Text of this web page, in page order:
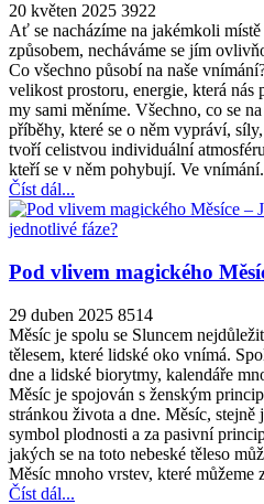
20 květen 2025 3922
Ať se nacházíme na jakémkoli
způsobem, necháváme se jím
Co všechno působí na naše
velikost prostoru, energie, která nás
my sami měníme. Všechno, co se
příběhy, které se o něm vypráví,
tvoří celistvou individuální
kteří se v něm pohybují. Ve
Číst dál...
Pod vlivem magického
29 duben 2025 8514
Měsíc je spolu se Sluncem
tělesem, které lidské oko vnímá.
dne a lidské biorytmy, kalendáře
Měsíc je spojován s ženským
stránkou života a dne. Měsíc, stejně
symbol plodnosti a za pasivní
jakých se na toto nebeské těleso
Měsíc mnoho vrstev, které můžeme
Číst dál...